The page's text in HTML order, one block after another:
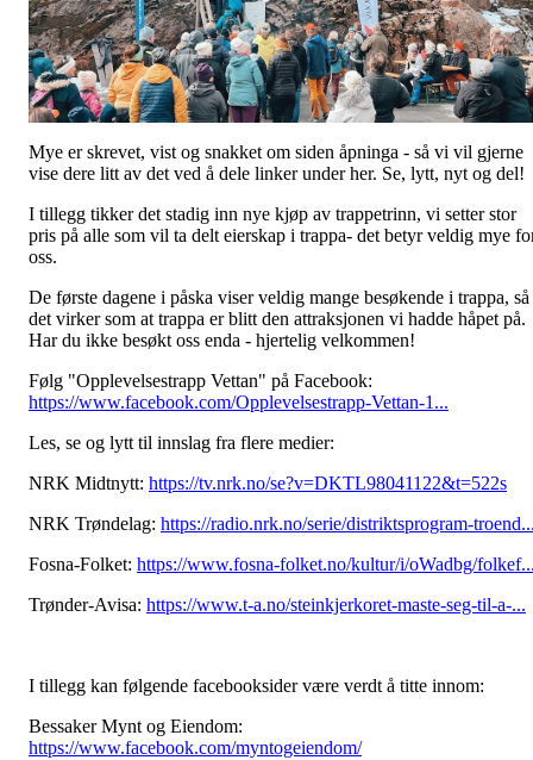
Mye er skrevet, vist og snakket om siden åpninga - så vi vil gjerne
vise dere litt av det ved å dele linker under her. Se, lytt, nyt og del!
I tillegg tikker det stadig inn nye kjøp av trappetrinn, vi setter stor
pris på alle som vil ta delt eierskap i trappa- det betyr veldig mye
oss.
De første dagene i påska viser veldig mange besøkende i trappa, så
det virker som at trappa er blitt den attraksjonen vi hadde håpet på.
Har du ikke besøkt oss enda - hjertelig velkommen!
Følg "Opplevelsestrapp Vettan" på Facebook:
https://www.facebook.com/Opplevelsestrapp-Vettan-1...
Les, se og lytt til innslag fra flere medier:
NRK Midtnytt: https://tv.nrk.no/se?v=DKTL98041122&t=522s
NRK Trøndelag: https://radio.nrk.no/serie/distriktsprogram-
Fosna-Folket: https://www.fosna-folket.no/kultur/i/oWadbg/
Trønder-Avisa: https://www.t-a.no/steinkjerkoret-maste-seg-til-a-...
I tillegg kan følgende facebooksider være verdt å titte innom:
Bessaker Mynt og Eiendom:
https://www.facebook.com/myntogeiendom/